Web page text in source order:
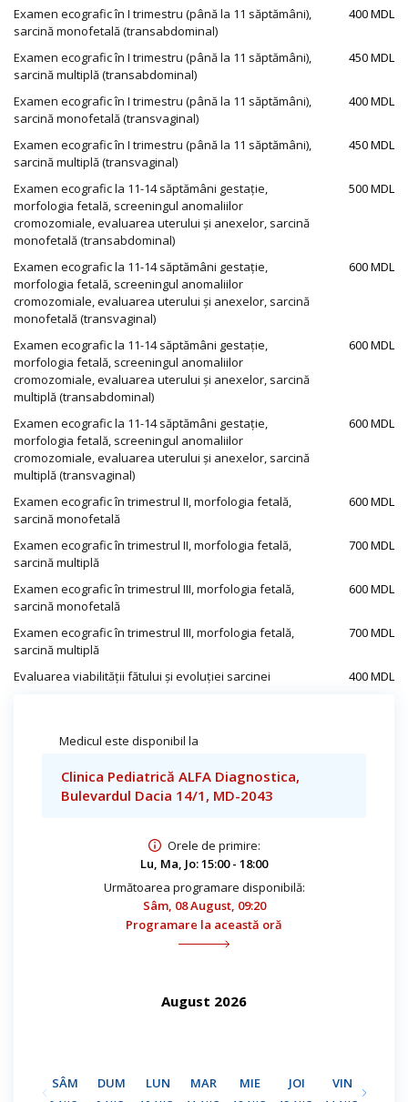
Examen ecografic în I trimestru (până la 11 săptămâni),
sarcină monofetală (transabdominal)
400 MDL
Examen ecografic în I trimestru (până la 11 săptămâni),
sarcină multiplă (transabdominal)
450 MDL
Examen ecografic în I trimestru (până la 11 săptămâni),
sarcină monofetală (transvaginal)
400 MDL
Examen ecografic în I trimestru (până la 11 săptămâni),
sarcină multiplă (transvaginal)
450 MDL
Examen ecografic la 11-14 săptămâni gestație,
morfologia fetală, screeningul anomaliilor
cromozomiale, evaluarea uterului și anexelor, sarcină
monofetală (transabdominal)
500 MDL
Examen ecografic la 11-14 săptămâni gestație,
morfologia fetală, screeningul anomaliilor
cromozomiale, evaluarea uterului și anexelor, sarcină
monofetală (transvaginal)
600 MDL
Examen ecografic la 11-14 săptămâni gestație,
morfologia fetală, screeningul anomaliilor
cromozomiale, evaluarea uterului și anexelor, sarcină
multiplă (transabdominal)
600 MDL
Examen ecografic la 11-14 săptămâni gestație,
morfologia fetală, screeningul anomaliilor
cromozomiale, evaluarea uterului și anexelor, sarcină
multiplă (transvaginal)
600 MDL
Examen ecografic în trimestrul II, morfologia fetală,
sarcină monofetală
600 MDL
Examen ecografic în trimestrul II, morfologia fetală,
sarcină multiplă
700 MDL
Examen ecografic în trimestrul III, morfologia fetală,
sarcină monofetală
600 MDL
Examen ecografic în trimestrul III, morfologia fetală,
sarcină multiplă
700 MDL
Evaluarea viabilității fătului și evoluției sarcinei 400 MDL
Medicul este disponibil la
Clinica Pediatrică ALFA Diagnostica,
Bulevardul Dacia 14/1, MD-2043
Orele de primire:
Lu, Ma, Jo: 15:00 - 18:00
Următoarea programare disponibilă:
Sâm, 08 August, 09:20
Programare la această oră
August 2026
SÂM DUM LUN MAR MIE JOI VIN